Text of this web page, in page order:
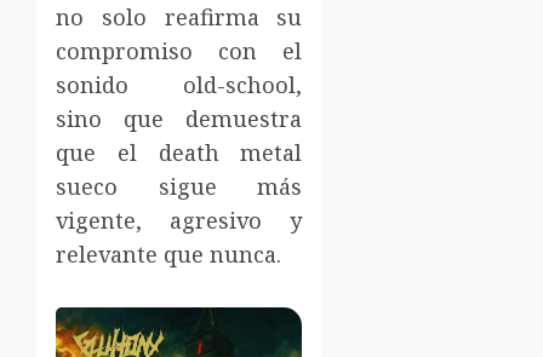
no solo reafirma su
compromiso con el
sonido old-school,
sino que demuestra
que el death metal
sueco sigue más
vigente, agresivo y
relevante que nunca.